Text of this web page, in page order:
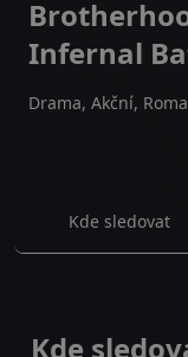
Infernal
Drama, Akční,
Kde sledovat
Kde